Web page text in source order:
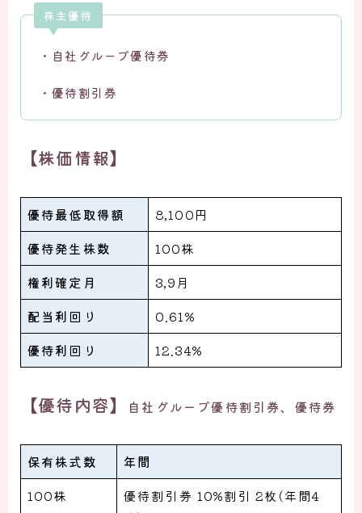
株主優待
・自社グループ優待券
・優待割引券
【株価情報】
優待最低取得額
8,100円
優待発生株数
100株
権利確定月
3,9月
配当利回り
0.61%
優待利回り
12.34%
【優待内容】 自社グループ優待割引券、優待券
保有株式数
年間
100株
優待割引券 10%割引 2枚(年間4